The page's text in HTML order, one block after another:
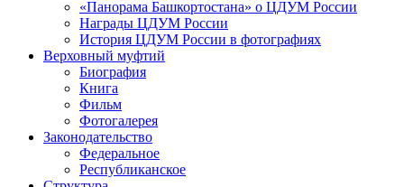
«Панорама Башкортостана» о ЦДУМ России
Награды ЦДУМ России
История ЦДУМ России в фотографиях
Верховный муфтий
Биография
Книга
Фильм
Фотогалерея
Законодательство
Федеральное
Республиканское